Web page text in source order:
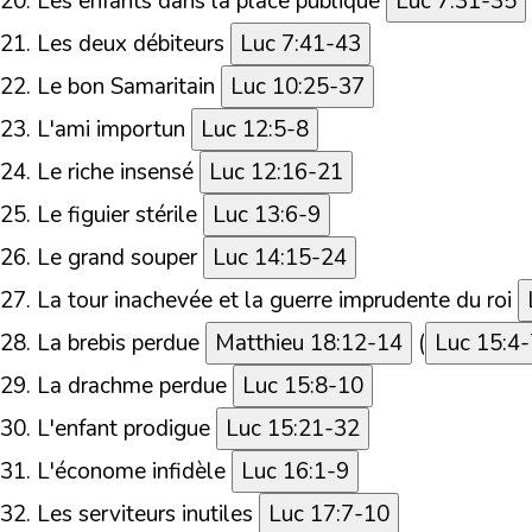
21. Les deux débiteurs
Luc 7:41-43
22. Le bon Samaritain
Luc 10:25-37
23. L'ami importun
Luc 12:5-8
24. Le riche insensé Luc 12:16-21
25. Le figuier stérile Luc 13:6-9
26. Le grand souper Luc 14:15-24
27. La tour inachevée et la guerre imprudente du roi
28. La brebis perdue Matthieu 18:12-14 ( Luc
29. La drachme perdue Luc 15:8-10
30. L'enfant prodigue Luc 15:21-32
31. L'économe infidèle Luc 16:1-9
32. Les serviteurs inutiles Luc 17:7-10